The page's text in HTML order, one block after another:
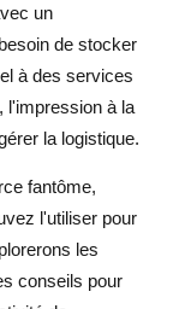
fantôme
public
un
de stocker
à des services
l'impression à la
la logistique.
fantôme,
l'utiliser pour
les
conseils pour